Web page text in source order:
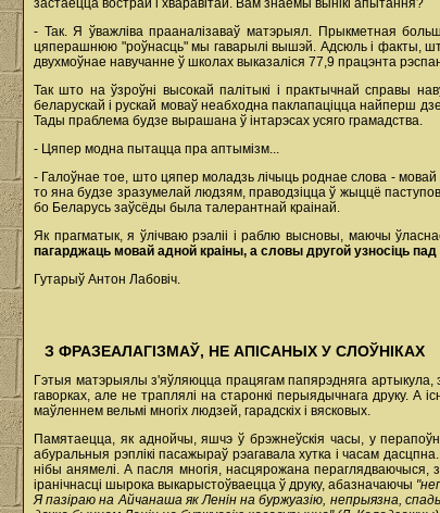
застаецца вострай і хваравітай. Вам знаёмы вынікі апытання?
- Так. Я ўважліва прааналізаваў матэрыял. Прыкметная
цяперашнюю "роўнасць" мы гаварылі вышэй. Адсюль і факты,
двухмоўнае навучанне ў школах выказаліся 77,9 працэнта
Так што на ўзроўні высокай палітыкі і практычнай справы
беларускай і рускай моваў неабходна паклапаціцца найперш
Тады праблема будзе вырашана ў інтарэсах усяго грамадства.
- Цяпер модна пытацца пра аптымізм...
- Галоўнае тое, што цяпер моладзь лічыць роднае слова -
то яна будзе зразумелай людзям, праводзіцца ў жыццё
бо Беларусь заўсёды была талерантнай краінай.
Як прагматык, я ўлічваю рэаліі і раблю высновы, маючы
пагарджаць мовай адной краіны, а словы другой узносіць
Гутарыў Антон Лабовіч.
З ФРАЗЕАЛАГІЗМАЎ, НЕ АПІСАНЫХ У СЛОЎНІКАХ
Гэтыя матэрыялы з'яўляюцца працягам папярэдняга
гаворках, але не траплялі на старонкі перыядычнага друку. А
маўленнем вельмі многіх людзей, гарадскіх і вясковых.
Памятаецца, як аднойчы, яшчэ ў брэжнеўскія часы, у
абуральныя рэплікі пасажыраў рэагавала хутка і часам
нібы анямелі. А пасля многія, насцярожана
іранічнасці шырока выкарыстоўваецца ў друку, абазначаючы
Я пазіраю на Айчанаша як Ленін на буржуазію, непрыязна,